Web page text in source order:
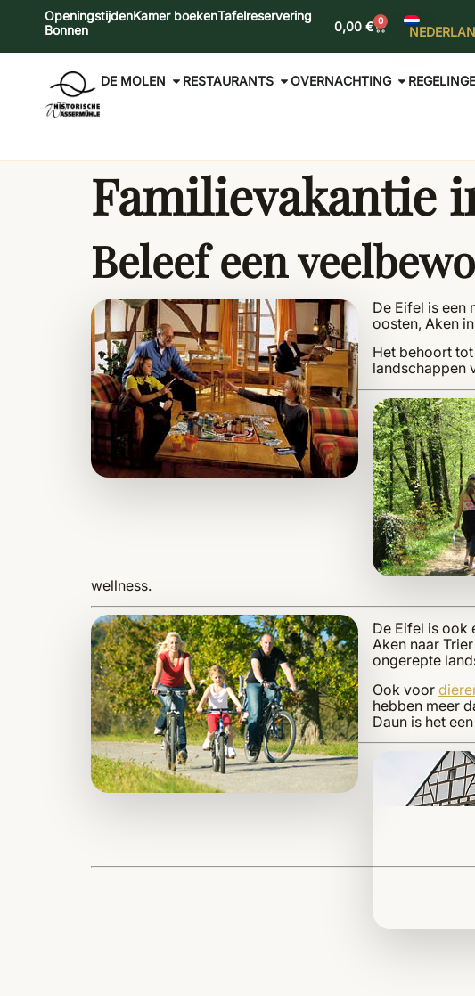
0,00€ 0
OpeningstijdenKamer boekenTafelreservering
Bonnen
DE MOLEN RESTAURANTS OVERNACHTING
Familievakantie
Beleef een
De Eifel is een
oosten, Aken
Het behoort
landschappen
wellness.
De Eifel is ook
Aken naar
ongerepte
Ook voor
hebben meer
Daun is het